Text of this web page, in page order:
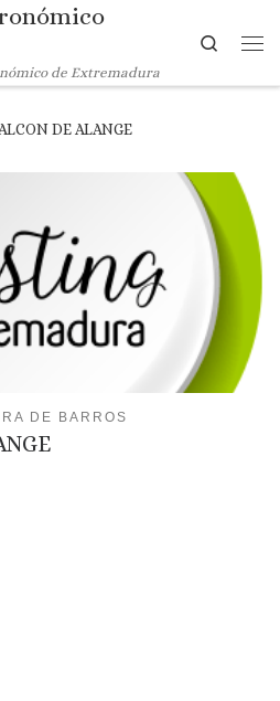
de Extremadura
Search
DE ALANGE
DE BARROS